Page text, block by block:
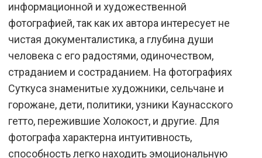
информационной и художественной
фотографией, так как их автора интересует не
чистая документалистика, а глубина души
человека с его радостями, одиночеством,
страданием и состраданием. На фотографиях
Суткуса знаменитые художники, сельчане и
горожане, дети, политики, узники Каунасского
гетто, пережившие Холокост, и другие. Для
фотографа характерна интуитивность,
способность легко находить эмоциональную